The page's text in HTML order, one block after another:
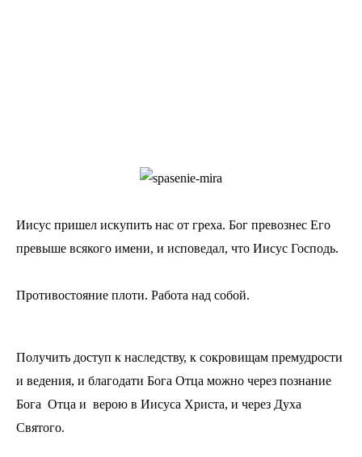
Иисус пришел искупить нас от греха. Бог превознес Его
превыше всякого имени, и исповедал, что Иисус Господь.
Противостояние плоти. Работа над собой.
Получить доступ к наследству, к сокровищам премудрости
и ведения, и благодати Бога Отца можно через познание
Бога Отца и верою в Иисуса Христа, и через Духа
Святого.